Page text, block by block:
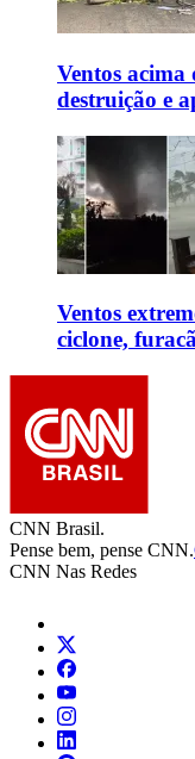
Ventos acima
destruição e
Ventos
ciclone,
CNN Brasil.
Pense bem, pense CNN.
CNN Nas Redes